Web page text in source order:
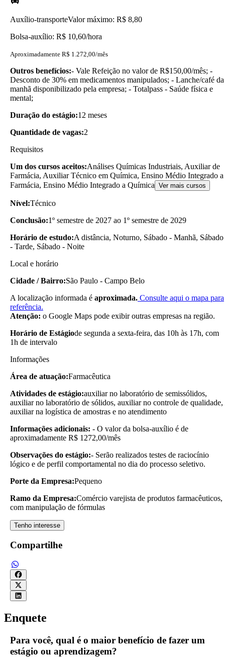
Auxílio-transporteValor máximo: R$ 8,80
Bolsa-auxílio: R$ 10,60/hora
Aproximadamente R$ 1.272,00/mês
Outros benefícios:- Vale Refeição no valor de R$150,00/mês; -
Desconto de 30% em medicamentos manipulados; - Lanche/café da
manhã disponibilizado pela empresa; - Totalpass - Saúde física e
mental;
Duração do estágio:12 meses
Quantidade de vagas:2
Requisitos
Um dos cursos aceitos:Análises Químicas Industriais, Auxiliar de
Farmácia, Auxiliar Técnico em Química, Ensino Médio Integrado a
Farmácia, Ensino Médio Integrado a Química Ver mais cursos
Nível:Técnico
Conclusão:1º semestre de 2027 ao 1º semestre de 2029
Horário de estudo:A distância, Noturno, Sábado - Manhã, Sábado
- Tarde, Sábado - Noite
Local e horário
Cidade / Bairro:São Paulo - Campo Belo
A localização informada é aproximada. Consulte aqui o mapa para
referência.
Atenção: o Google Maps pode exibir outras empresas na região.
Horário de Estágiode segunda a sexta-feira, das 10h às 17h, com
1h de intervalo
Informações
Área de atuação:Farmacêutica
Atividades de estágio:auxiliar no laboratório de semissólidos,
auxiliar no laboratório de sólidos, auxiliar no controle de qualidade,
auxiliar na logística de amostras e no atendimento
Informações adicionais: - O valor da bolsa-auxílio é de
aproximadamente R$ 1272,00/mês
Observações do estágio:- Serão realizados testes de raciocínio
lógico e de perfil comportamental no dia do processo seletivo.
Porte da Empresa:Pequeno
Ramo da Empresa:Comércio varejista de produtos farmacêuticos,
com manipulação de fórmulas
Tenho interesse
Compartilhe
Enquete
Para você, qual é o maior benefício de fazer um
estágio ou aprendizagem?